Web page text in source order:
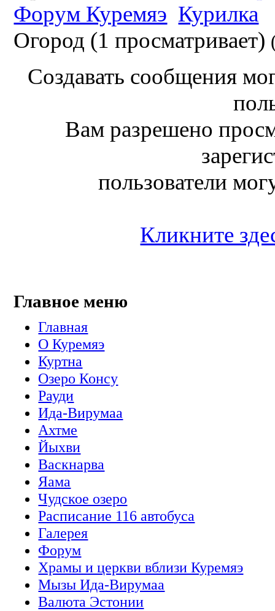
Форум Куремяэ Курилка
Огород (1 просматривает)
Создавать сообщения
Вам разрешено
пользователи
Кликните
Главное меню
Главная
О Куремяэ
Куртна
Озеро Консу
Рауди
Ида-Вирумаа
Ахтме
Йыхви
Васкнарва
Яама
Чудское озеро
Расписание 116 автобуса
Галерея
Форум
Храмы и церкви вблизи Куремяэ
Мызы Ида-Вирумаа
Валюта Эстонии